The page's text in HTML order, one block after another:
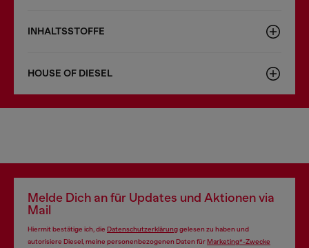
INHALTSSTOFFE
HOUSE OF DIESEL
Melde Dich an für Updates und Aktionen via
Mail
Hiermit bestätige ich, die Datenschutzerklärunggelesen zu haben und
autorisiere Diesel, meine personenbezogenen Daten fürMarketing*-Zwecke